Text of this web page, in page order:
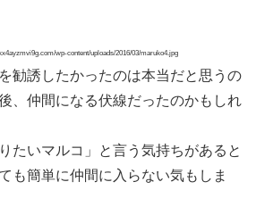
wp-content/uploads/2016/03/maruko4.jpg
勧誘したかったのは本当だと思うの
、仲間になる伏線だったのかもしれ
たいマルコ」と言う気持ちがあると
も簡単に仲間に入らない気もしま